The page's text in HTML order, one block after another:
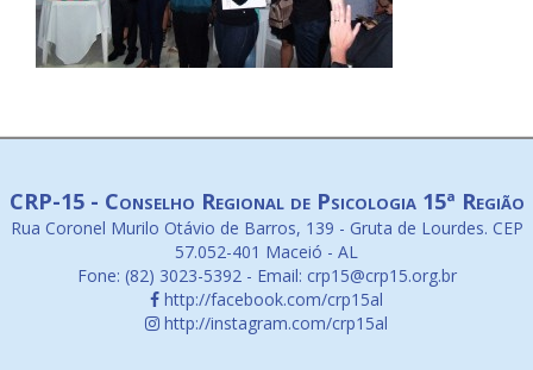
CRP-15 - Conselho Regional de Psicologia 15ª Região
Rua Coronel Murilo Otávio de Barros, 139 - Gruta de Lourdes. CEP
57.052-401 Maceió - AL
Fone: (82) 3023-5392 - Email: crp15@crp15.org.br
http://facebook.com/crp15al
http://instagram.com/crp15al